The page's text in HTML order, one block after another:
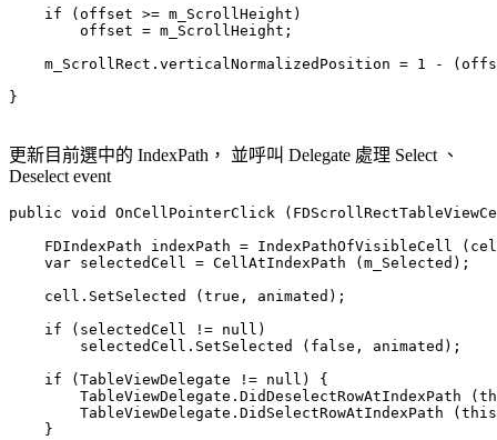
    if (offset >= m_ScrollHeight)
        offset = m_ScrollHeight;
m_ScrollRect.verticalNormalizedPosition = 1 -
}
更新目前選中的 IndexPath， 並呼叫 Delegate 處理 Select 、
Deselect event
public void OnCellPointerClick
FDIndexPath indexPath = IndexPathOfVisibleCell
    var selectedCell = CellAtIndexPath (m_Selected);
    cell.SetSelected (true, animated);
    if (selectedCell != null)
        selectedCell.SetSelected (false, animated);
    if (TableViewDelegate != null) {
TableViewDelegate.DidDeselectRowAtIndexPath
TableViewDelegate.DidSelectRowAtIndexPath
    }